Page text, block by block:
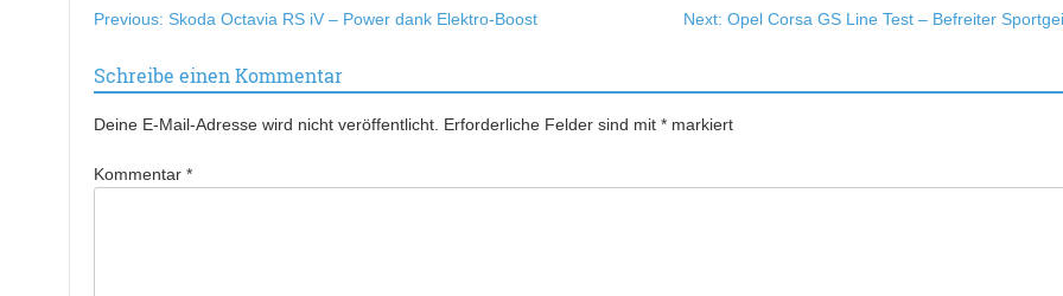
Beitragsnavigation
Previous: Skoda Octavia RS iV – Power dank Elektro-Boost Next: Opel Corsa GS Line Test – Befreiter
Schreibe einen Kommentar
Deine E-Mail-Adresse wird nicht veröffentlicht. Erforderliche Felder sind mit *markiert
Kommentar *